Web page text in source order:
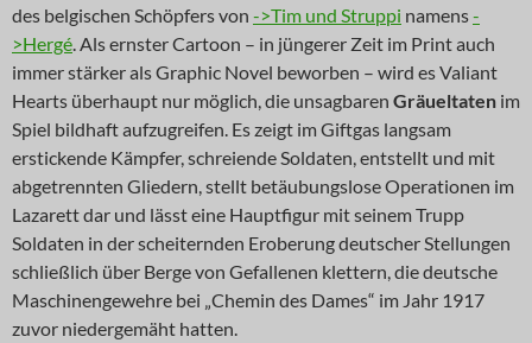
des belgischen Schöpfers von ->Tim und Struppi namens-
>Hergé. Als ernster Cartoon – in jüngerer Zeit im Print auch
immer stärker als Graphic Novel beworben – wird es Valiant
Hearts überhaupt nur möglich, die unsagbaren Gräueltaten im
Spiel bildhaft aufzugreifen. Es zeigt im Giftgas langsam
erstickende Kämpfer, schreiende Soldaten, entstellt und mit
abgetrennten Gliedern, stellt betäubungslose Operationen im
Lazarett dar und lässt eine Hauptfigur mit seinem Trupp
Soldaten in der scheiternden Eroberung deutscher Stellungen
schließlich über Berge von Gefallenen klettern, die deutsche
Maschinengewehre bei „Chemin des Dames“ im Jahr 1917
zuvor niedergemäht hatten.